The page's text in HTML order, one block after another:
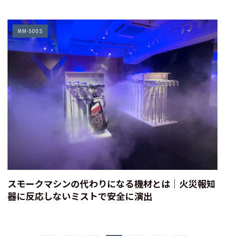
MM-500S
スモークマシンの代わりになる機材とは｜火災報知
器に反応しないミストで安全に演出